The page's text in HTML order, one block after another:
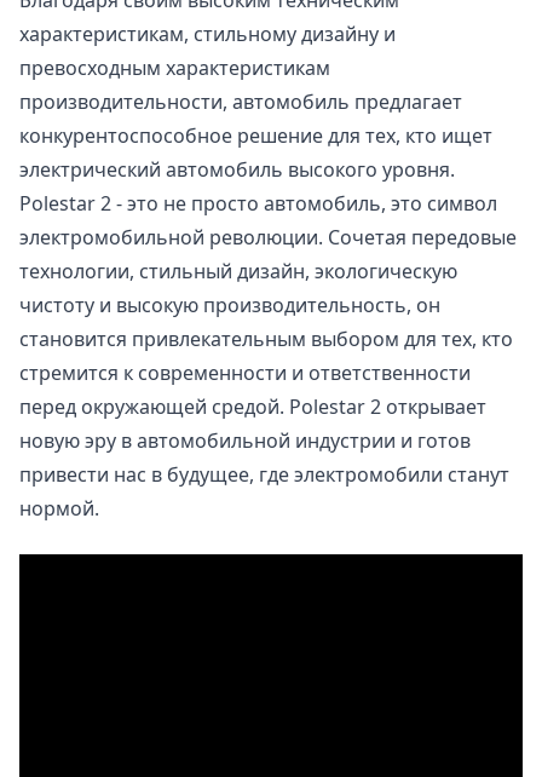
характеристикам, стильному дизайну и
превосходным характеристикам
производительности, автомобиль предлагает
конкурентоспособное решение для тех, кто ищет
электрический автомобиль высокого уровня.
Polestar 2 - это не просто автомобиль, это символ
электромобильной революции. Сочетая передовые
технологии, стильный дизайн, экологическую
чистоту и высокую производительность, он
становится привлекательным выбором для тех, кто
стремится к современности и ответственности
перед окружающей средой. Polestar 2 открывает
новую эру в автомобильной индустрии и готов
привести нас в будущее, где электромобили станут
нормой.